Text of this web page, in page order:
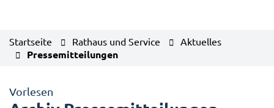
Startseite Rathaus und Service Aktuelles
Pressemitteilungen
Vorlesen